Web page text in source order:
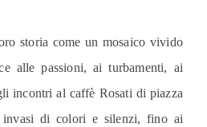
storia come un mosaico vivido
alle passioni, ai turbamenti, ai
incontri al caffè Rosati di piazza
di colori e silenzi, fino ai